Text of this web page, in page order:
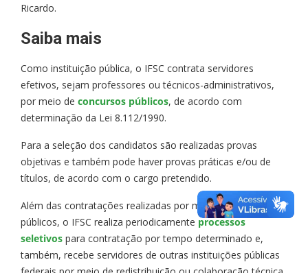
Ricardo.
Saiba mais
Como instituição pública, o IFSC contrata servidores
efetivos, sejam professores ou técnicos-administrativos,
por meio de concursos públicos, de acordo com
determinação da Lei 8.112/1990.
Para a seleção dos candidatos são realizadas provas
objetivas e também pode haver provas práticas e/ou de
títulos, de acordo com o cargo pretendido.
Além das contratações realizadas por meio de concursos
públicos, o IFSC realiza periodicamente processos
seletivos para contratação por tempo determinado e,
também, recebe servidores de outras instituições públicas